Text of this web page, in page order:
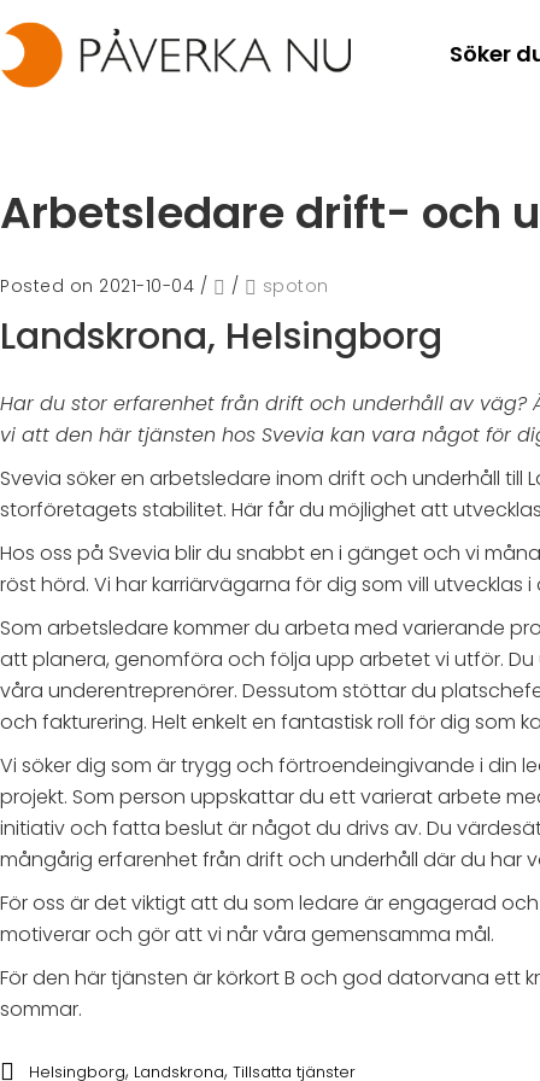
Söker
Arbetsledare drift- och
Posted on 2021-10-04 / / spoton
Landskrona, Helsingborg
Har du stor erfarenhet från drift och underhåll av
vi att den här tjänsten hos Svevia kan vara något för
Svevia söker en arbetsledare inom drift och underhåll
storföretagets stabilitet. Här får du möjlighet att
Hos oss på Svevia blir du snabbt en i gänget och vi
röst hörd. Vi har karriärvägarna för dig som vill
Som arbetsledare kommer du arbeta med varierande
att planera, genomföra och följa upp arbetet vi utför.
våra underentreprenörer. Dessutom stöttar du
och fakturering. Helt enkelt en fantastisk roll för dig som
Vi söker dig som är trygg och förtroendeingivande i din
projekt. Som person uppskattar du ett varierat arbete
initiativ och fatta beslut är något du drivs av. Du
mångårig erfarenhet från drift och underhåll där du har
För oss är det viktigt att du som ledare är engagerad
motiverar och gör att vi når våra gemensamma mål.
För den här tjänsten är körkort B och god datorvana ett
sommar.
Helsingborg, Landskrona, Tillsatta tjänster